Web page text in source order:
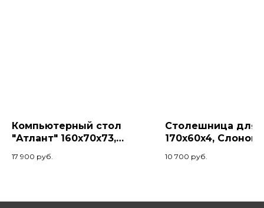
Компьютерный стол
"Атлант" 160x70x73,
17 900 руб.
Столешница для
170x60x4,
10 700 руб.